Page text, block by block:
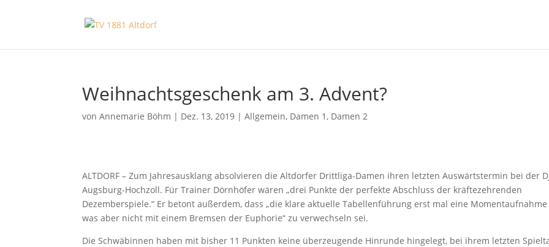
Weihnachtsgeschenk am 3. Advent?
vonAnnemarie Böhm | Dez. 13, 2019 |Allgemein, Damen 1, Damen 2
ALTDORF – Zum Jahresausklang absolvieren die Altdorfer Drittliga-Damen ihren letzten Auswärtstermin bei der
Augsburg-Hochzoll. Für Trainer Dörnhöfer wären „drei Punkte der perfekte Abschluss der kräftezehrenden
Dezemberspiele.“ Er betont außerdem, dass „die klare aktuelle Tabellenführung erst mal eine Momentaufnahme
was aber nicht mit einem Bremsen der Euphorie“ zu verwechseln sei.
Die Schwäbinnen haben mit bisher 11 Punkten keine überzeugende Hinrunde hingelegt, bei ihrem letzten